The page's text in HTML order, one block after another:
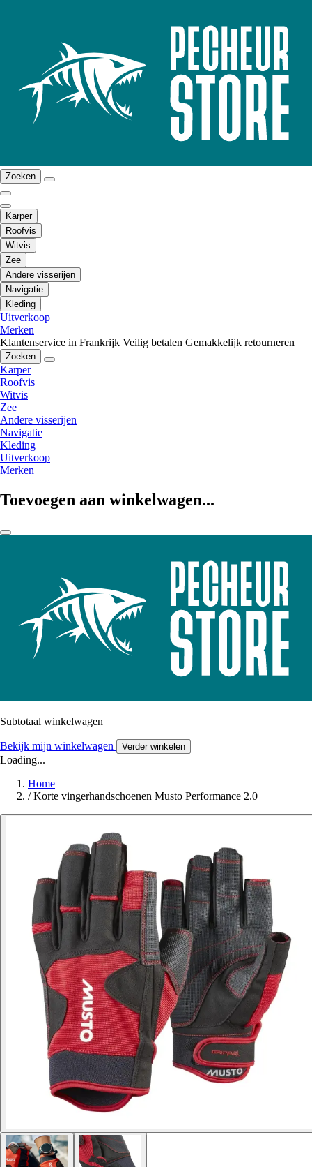
Zoeken
Karper
Roofvis
Witvis
Zee
Andere visserijen
Navigatie
Kleding
Uitverkoop
Merken
Klantenservice in Frankrijk Veilig betalen Gemakkelijk retourneren
Zoeken
Karper
Roofvis
Witvis
Zee
Andere visserijen
Navigatie
Kleding
Uitverkoop
Merken
Toevoegen aan winkelwagen...
Subtotaal winkelwagen
Bekijk mijn winkelwagen Verder winkelen
Loading...
Home
/ Korte vingerhandschoenen Musto Performance 2.0